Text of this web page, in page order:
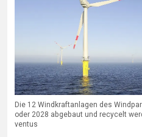
Die 12 Windkraftanlagen des
oder 2028 abgebaut und recycelt
ventus